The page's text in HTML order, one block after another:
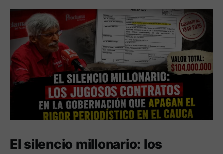
El silencio millonario: los